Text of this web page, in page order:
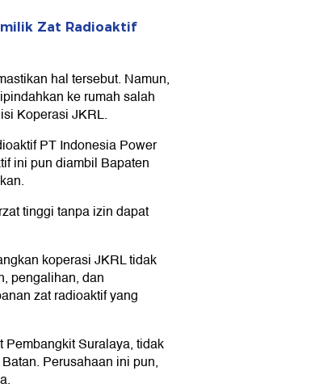
Zat Radioaktif
hal tersebut. Namun,
ke rumah salah
Koperasi JKRL.
PT Indonesia Power
ini pun diambil Bapaten
tinggi tanpa izin dapat
koperasi JKRL tidak
pengalihan, dan
zat radioaktif yang
Suralaya, tidak
Perusahaan ini pun,